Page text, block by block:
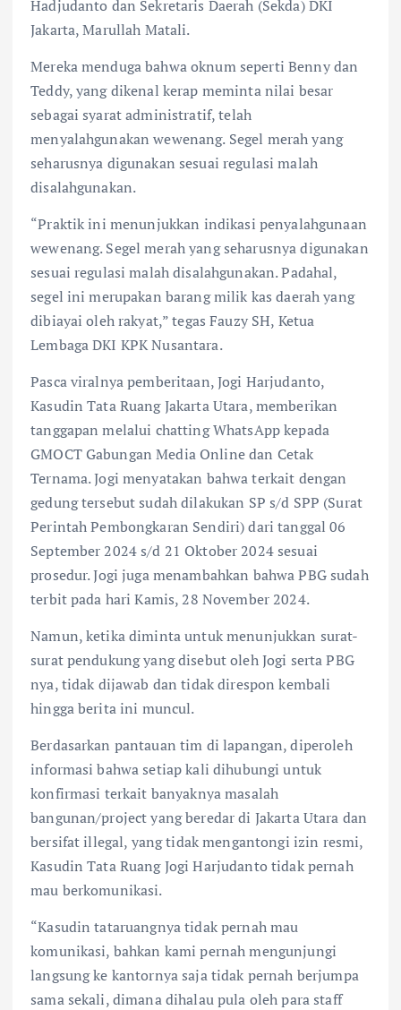
Hadjudanto dan Sekretaris Daerah (Sekda) DKI
Jakarta, Marullah Matali.
Mereka menduga bahwa oknum seperti Benny dan
Teddy, yang dikenal kerap meminta nilai besar
sebagai syarat administratif, telah
menyalahgunakan wewenang. Segel merah yang
seharusnya digunakan sesuai regulasi malah
disalahgunakan.
“Praktik ini menunjukkan indikasi penyalahgunaan
wewenang. Segel merah yang seharusnya digunakan
sesuai regulasi malah disalahgunakan. Padahal,
segel ini merupakan barang milik kas daerah yang
dibiayai oleh rakyat,” tegas Fauzy SH, Ketua
Lembaga DKI KPK Nusantara.
Pasca viralnya pemberitaan, Jogi Harjudanto,
Kasudin Tata Ruang Jakarta Utara, memberikan
tanggapan melalui chatting WhatsApp kepada
GMOCT Gabungan Media Online dan Cetak
Ternama. Jogi menyatakan bahwa terkait dengan
gedung tersebut sudah dilakukan SP s/d SPP (Surat
Perintah Pembongkaran Sendiri) dari tanggal 06
September 2024 s/d 21 Oktober 2024 sesuai
prosedur. Jogi juga menambahkan bahwa PBG sudah
terbit pada hari Kamis, 28 November 2024.
Namun, ketika diminta untuk menunjukkan surat-
surat pendukung yang disebut oleh Jogi serta PBG
nya, tidak dijawab dan tidak direspon kembali
hingga berita ini muncul.
Berdasarkan pantauan tim di lapangan, diperoleh
informasi bahwa setiap kali dihubungi untuk
konfirmasi terkait banyaknya masalah
bangunan/project yang beredar di Jakarta Utara dan
bersifat illegal, yang tidak mengantongi izin resmi,
Kasudin Tata Ruang Jogi Harjudanto tidak pernah
mau berkomunikasi.
“Kasudin tataruangnya tidak pernah mau
komunikasi, bahkan kami pernah mengunjungi
langsung ke kantornya saja tidak pernah berjumpa
sama sekali, dimana dihalau pula oleh para staff